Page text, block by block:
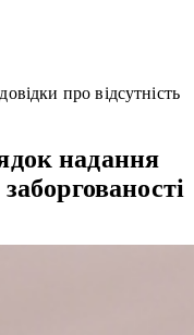
про відсутність
надання